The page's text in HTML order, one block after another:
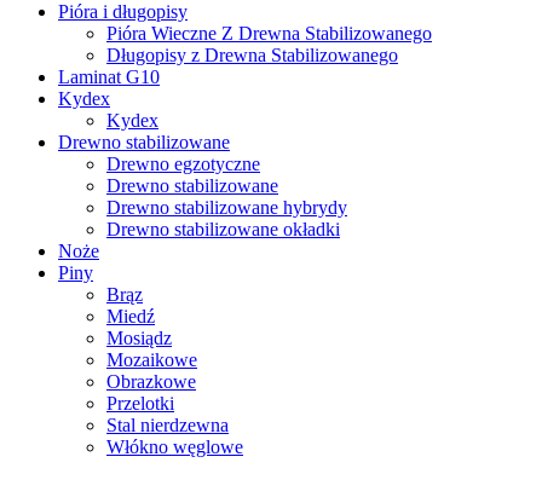
Pióra i długopisy
Pióra Wieczne Z Drewna Stabilizowanego
Długopisy z Drewna Stabilizowanego
Laminat G10
Kydex
Kydex
Drewno stabilizowane
Drewno egzotyczne
Drewno stabilizowane
Drewno stabilizowane hybrydy
Drewno stabilizowane okładki
Noże
Piny
Brąz
Miedź
Mosiądz
Mozaikowe
Obrazkowe
Przelotki
Stal nierdzewna
Włókno węglowe